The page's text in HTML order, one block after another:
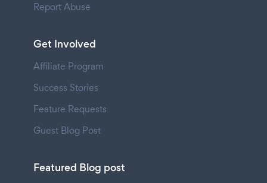
Report Abuse
Get Involved
Affiliate Program
Success Stories
Feature Requests
Guest Blog Post
Featured Blog post